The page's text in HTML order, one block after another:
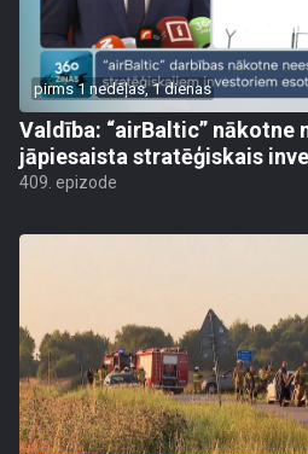
pirms 1 nedēļas, 1 dienas
Valdība: “airBaltic” nākotne
jāpiesaista stratēģiskais
409. epizode